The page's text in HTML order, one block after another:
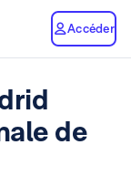
Accéder
de